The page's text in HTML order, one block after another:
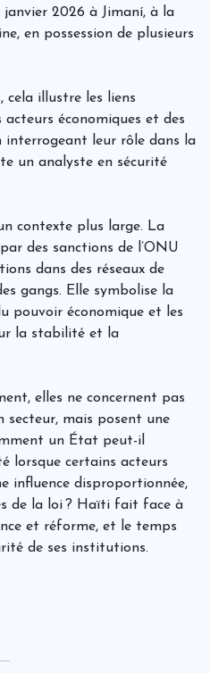
2026 à Jimaní, à la
en possession de plusieurs
cela illustre les liens
économiques et des
leur rôle dans la
un analyste en sécurité
contexte plus large. La
des sanctions de l’ONU
dans des réseaux de
gangs. Elle symbolise la
pouvoir économique et les
la stabilité et la
elles ne concernent pas
secteur, mais posent une
un État peut-il
lorsque certains acteurs
influence disproportionnée,
de la loi ? Haïti fait face à
et réforme, et le temps
de ses institutions.